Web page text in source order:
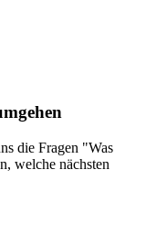
die Fragen "Was
welche nächsten